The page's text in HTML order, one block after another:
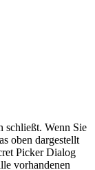
schließt. Wenn Sie
oben dargestellt
Picker Dialog
vorhandenen